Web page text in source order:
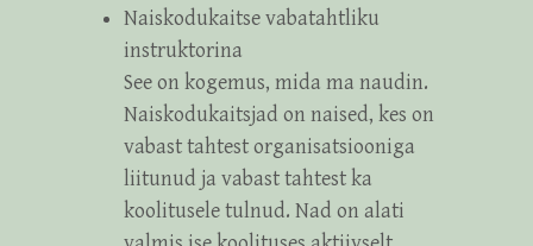
Naiskodukaitse vabatahtliku
instruktorina
See on kogemus, mida ma naudin.
Naiskodukaitsjad on naised, kes on
vabast tahtest organisatsiooniga
liitunud ja vabast tahtest ka
koolitusele tulnud. Nad on alati